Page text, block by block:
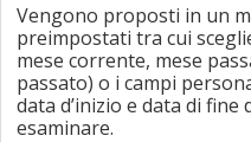
Vengono proposti in un
preimpostati tra cui
mese corrente, mese
passato) o i campi
data d’inizio e data di
esaminare.